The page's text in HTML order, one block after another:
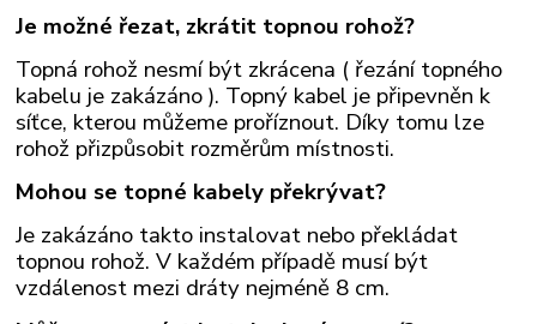
Je možné řezat, zkrátit topnou rohož?
Topná rohož nesmí být zkrácena ( řezání topného
kabelu je zakázáno ). Topný kabel je připevněn k
síťce, kterou můžeme proříznout. Díky tomu lze
rohož přizpůsobit rozměrům místnosti.
Mohou se topné kabely překrývat?
Je zakázáno takto instalovat nebo překládat
topnou rohož. V každém případě musí být
vzdálenost mezi dráty nejméně 8 cm.